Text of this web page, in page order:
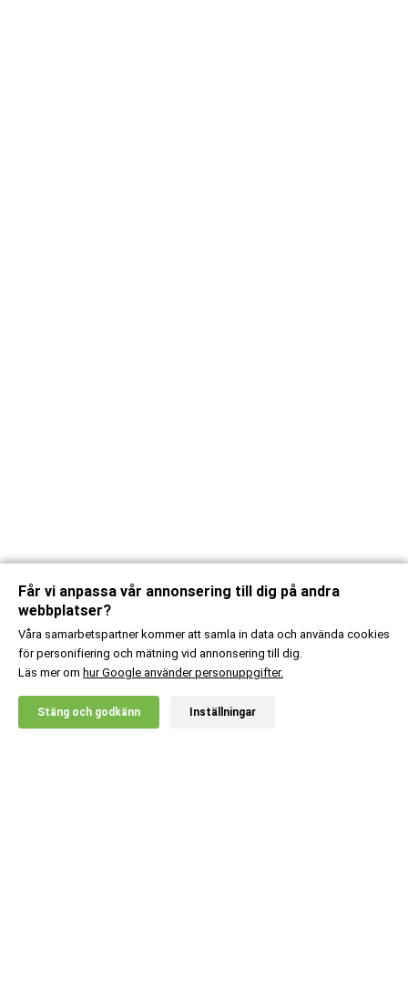
20% RABATT!
X
Får vi anpassa vår annonsering till dig på andra
webbplatser?
Våra samarbetspartner kommer att samla in data och använda cookies
för personifiering och mätning vid annonsering till dig.
Läs mer om hur Google använder personuppgifter.
Stäng och godkänn Inställningar